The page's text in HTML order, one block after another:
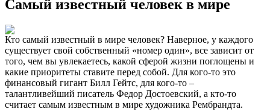
Самый известный человек в мире
Кто самый известный в мире человек? Наверное, у каждого
существует свой собственный «номер один», все зависит от
того, чем вы увлекаетесь, какой сферой жизни поглощены и
какие приоритеты ставите перед собой. Для кого-то это
финансовый гигант Билл Гейтс, для кого-то –
талантливейший писатель Федор Достоевский, а кто-то
считает самым известным в мире художника Рембрандта.